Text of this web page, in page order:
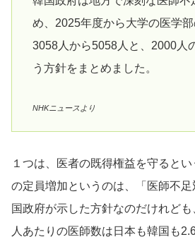
め、2025年度から大学の医学
3058人から5058人と、2000人
う方針をまとめました。
NHKニュースより
１つは、医者の既得権益を守ると
の定員増加というのは、「医師不
国政府が示した方針なのだけれど
人あたりの医師数は日本も韓国も